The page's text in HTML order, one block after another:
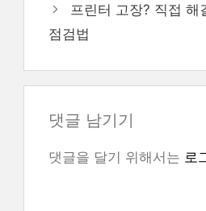
프린터 고장? 직접 해
점검법
댓글 남기기
댓글을 달기 위해서는 로